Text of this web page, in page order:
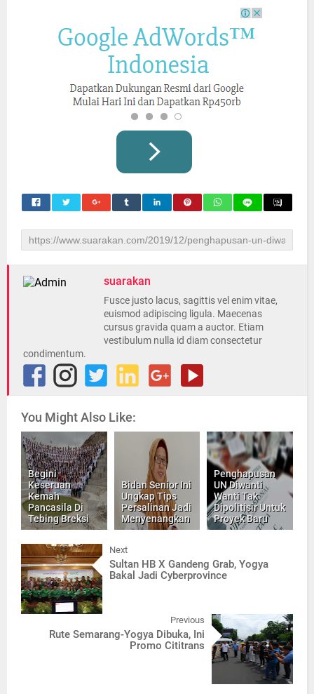
suarakan
Fusce justo lacus, sagittis vel enim vitae,
euismod adipiscing ligula. Maecenas
cursus gravida quam a auctor. Etiam
vestibulum nulla id diam consectetur
condimentum.
You Might Also Like:
Begini
Keseruan
Kemah
Pancasila Di
Tebing Breksi
Bidan Senior Ini
Ungkap Tips
Persalinan Jadi
Menyenangkan
Penghapusan
UN Diwanti
Wanti Tak
Dipolitisir Untuk
Proyek Baru
Next
Sultan HB X Gandeng Grab, Yogya
Bakal Jadi Cyberprovince
Previous
Rute Semarang-Yogya Dibuka, Ini
Promo Cititrans